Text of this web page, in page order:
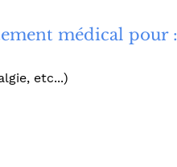
médical pour :
etc...)